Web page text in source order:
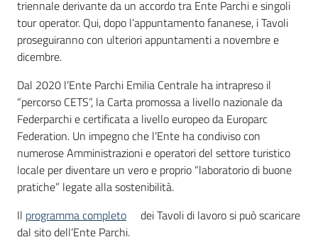
triennale derivante da un accordo tra Ente Parchi e singoli
tour operator. Qui, dopo l’appuntamento fananese, i Tavoli
proseguiranno con ulteriori appuntamenti a novembre e
dicembre.
Dal 2020 l’Ente Parchi Emilia Centrale ha intrapreso il
“percorso CETS”, la Carta promossa a livello nazionale da
Federparchi e certificata a livello europeo da Europarc
Federation. Un impegno che l’Ente ha condiviso con
numerose Amministrazioni e operatori del settore turistico
locale per diventare un vero e proprio “laboratorio di buone
pratiche” legate alla sostenibilità.
Il programma completo
dei Tavoli di lavoro si può scaricare
dal sito dell’Ente Parchi.